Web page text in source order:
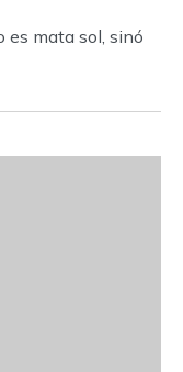
es mata sol, sinó